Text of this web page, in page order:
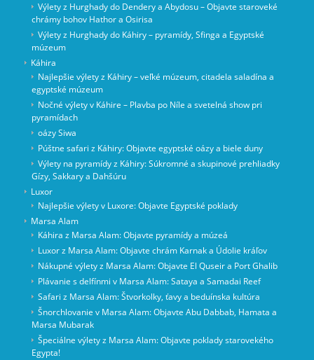
Výlety z Hurghady do Dendery a Abydosu – Objavte staroveké
chrámy bohov Hathor a Osirisa
Výlety z Hurghady do Káhiry – pyramídy, Sfinga a Egyptské
múzeum
Káhira
Najlepšie výlety z Káhiry – veľké múzeum, citadela saladína a
egyptské múzeum
Nočné výlety v Káhire – Plavba po Níle a svetelná show pri
pyramídach
oázy Siwa
Púštne safari z Káhiry: Objavte egyptské oázy a biele duny
Výlety na pyramídy z Káhiry: Súkromné a skupinové prehliadky
Gízy, Sakkary a Dahšúru
Luxor
Najlepšie výlety v Luxore: Objavte Egyptské poklady
Marsa Alam
Káhira z Marsa Alam: Objavte pyramídy a múzeá
Luxor z Marsa Alam: Objavte chrám Karnak a Údolie kráľov
Nákupné výlety z Marsa Alam: Objavte El Quseir a Port Ghalib
Plávanie s delfínmi v Marsa Alam: Sataya a Samadai Reef
Safari z Marsa Alam: Štvorkolky, ťavy a beduínska kultúra
Šnorchlovanie v Marsa Alam: Objavte Abu Dabbab, Hamata a
Marsa Mubarak
Špeciálne výlety z Marsa Alam: Objavte poklady starovekého
Egypta!